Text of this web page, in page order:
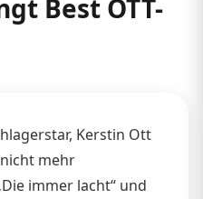
Best OTT-
Kerstin Ott
mehr
immer lacht“ und